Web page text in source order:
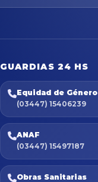
GUARDIAS 24 HS
Equidad de Género
(03447) 15406239
ANAF
(03447) 15497187
Obras Sanitarias